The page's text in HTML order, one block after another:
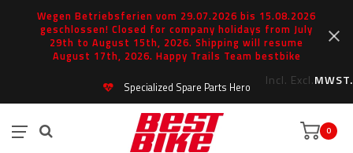
Wegen Betriebsferien vom 29.07.2026 bis 15.08.2026
geschlossen! Closed for company holidays from July
29th to August 15th, 2026. Shipping will resume
August 17th, 2026. Happy Trails Team bestbike
Incl. Excl.MWST.
Specialized Spare Parts Hero
0